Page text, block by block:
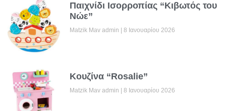
Παιχνίδι Ισορροπίας “Κιβωτός του
Νώε”
Matzik Mav admin 8 Ιανουαρίου 2026
Κουζίνα “Rosalie”
Matzik Mav admin 8 Ιανουαρίου 2026